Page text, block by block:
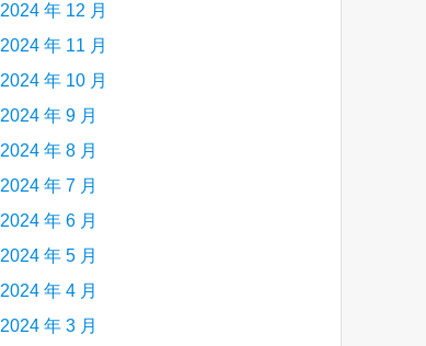
2024 年 12 月
2024 年 11 月
2024 年 10 月
2024 年 9 月
2024 年 8 月
2024 年 7 月
2024 年 6 月
2024 年 5 月
2024 年 4 月
2024 年 3 月